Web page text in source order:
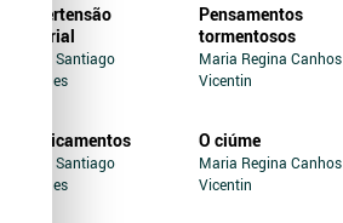
Hipertensão
Arterial
Jairo Santiago
Novaes
Medicamentos
Jairo Santiago
Novaes
Pensamentos
tormentosos
Maria Regina Canhos
Vicentin
O ciúme
Maria Regina Canhos
Vicentin